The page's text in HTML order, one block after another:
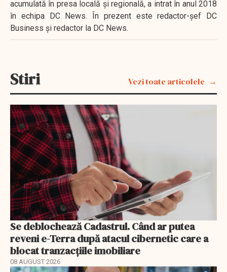
acumulată în presa locală şi regională, a intrat în anul 2018
în echipa DC News. În prezent este redactor-şef DC
Business şi redactor la DC News.
Stiri Vezi toate articolele
Se deblochează Cadastrul. Când ar putea
reveni e-Terra după atacul cibernetic care a
blocat tranzacțiile imobiliare
08 AUGUST 2026